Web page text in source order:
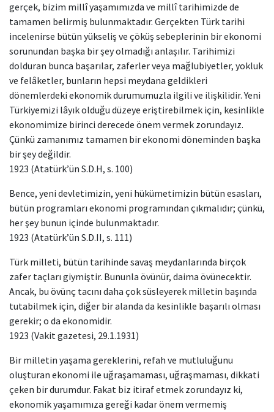
gerçek, bizim millî yaşamımızda ve millî tarihimizde de
tamamen belirmiş bulunmaktadır. Gerçekten Türk tarihi
incelenirse bütün yükseliş ve çöküş sebeplerinin bir ekonomi
sorunundan başka bir şey olmadığı anlaşılır. Tarihimizi
dolduran bunca başarılar, zaferler veya mağlubiyetler, yokluk
ve felâketler, bunların hepsi meydana geldikleri
dönemlerdeki ekonomik durumumuzla ilgili ve ilişkilidir. Yeni
Türkiyemizi lâyık olduğu düzeye eriştirebilmek için, kesinlikle
ekonomimize birinci derecede önem vermek zorundayız.
Çünkü zamanımız tamamen bir ekonomi döneminden başka
bir şey değildir.
1923 (Atatürk’ün S.D.H, s. 100)
Bence, yeni devletimizin, yeni hükümetimizin bütün esasları,
bütün programları ekonomi programından çıkmalıdır; çünkü,
her şey bunun içinde bulunmaktadır.
1923 (Atatürk’ün S.D.II, s. 111)
Türk milleti, bütün tarihinde savaş meydanlarında birçok
zafer taçları giymiştir. Bununla övünür, daima övünecektir.
Ancak, bu övünç tacını daha çok süsleyerek milletin başında
tutabilmek için, diğer bir alanda da kesinlikle başarılı olması
gerekir; o da ekonomidir.
1923 (Vakit gazetesi, 29.1.1931)
Bir milletin yaşama gereklerini, refah ve mutluluğunu
oluşturan ekonomi ile uğraşamaması, uğraşmaması, dikkati
çeken bir durumdur. Fakat biz itiraf etmek zorundayız ki,
ekonomik yaşamımıza gereği kadar önem vermemiş